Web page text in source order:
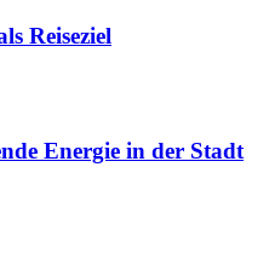
Reiseziel
Energie in der Stadt